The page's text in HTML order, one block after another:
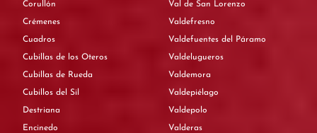
Corullón
Crémenes
Cuadros
Cubillas de los Oteros
Cubillas de Rueda
Cubillos del Sil
Destriana
Encinedo
Val de San Lorenzo
Valdefresno
Valdefuentes del Páramo
Valdelugueros
Valdemora
Valdepiélago
Valdepolo
Valderas